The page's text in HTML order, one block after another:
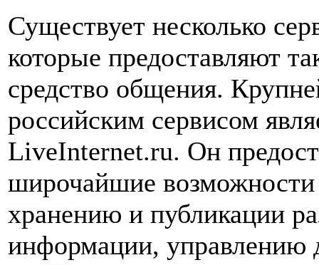
Существует несколько
которые предоставляют
средство общения.
российским сервисом
LiveInternet.ru. Он
широчайшие
хранению и публикации
информации, управлению